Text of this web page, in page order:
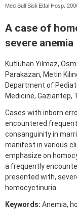
Med Bull Sisli Etfal Hosp.
A case of
severe anemia
Kutluhan Yılmaz,
Parakazan, Metin
Department of
Medicine, Gaziantep,
Cases with inborn
encountered
consanguinity in
manifest in various
emphasize on
a frequently
presented with,
homocyctinuria.
Keywords: Anemia,